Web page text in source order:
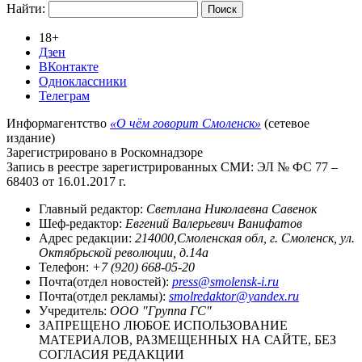
Найти:
18+
Дзен
ВКонтакте
Одноклассники
Телеграм
Информагентство «О чём говорит Смоленск» (сетевое
издание)
Зарегистрировано в Роскомнадзоре
Запись в реестре зарегистрированных СМИ: ЭЛ № ФС 77 –
68403 от 16.01.2017 г.
Главный редактор: Светлана Николаевна Савенок
Шеф-редактор: Евгений Валерьевич Ванифатов
Адрес редакции: 214000,Смоленская обл, г. Смоленск, ул.
Октябрьской революции, д.14а
Телефон: +7 (920) 668-05-20
Почта(отдел новостей): press@smolensk-i.ru
Почта(отдел рекламы): smolredaktor@yandex.ru
Учредитель: ООО "Группа ГС"
ЗАПРЕЩЕНО ЛЮБОЕ ИСПОЛЬЗОВАНИЕ
МАТЕРИАЛОВ, РАЗМЕЩЕННЫХ НА САЙТЕ, БЕЗ
СОГЛАСИЯ РЕДАКЦИИ